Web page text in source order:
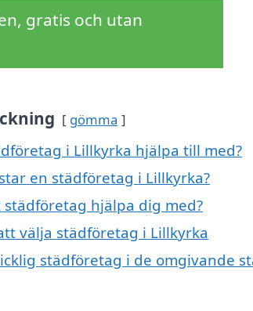
gratis och utan
gömma
i Lillkyrka hjälpa till med?
en städföretag i Lillkyrka?
städföretag hjälpa dig med?
välja städföretag i Lillkyrka
städföretag i de omgivande